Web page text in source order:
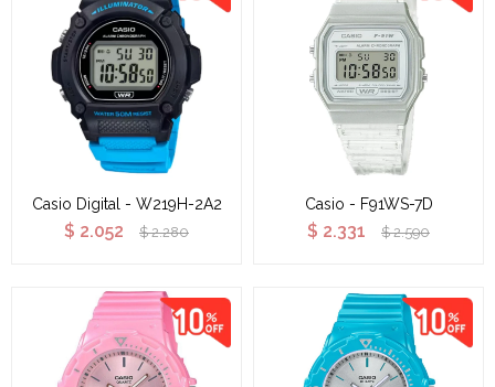
Casio Digital - W219H-2A2
$ 2.052 $ 2.280
Casio - F91WS-7D
$ 2.331 $ 2.590